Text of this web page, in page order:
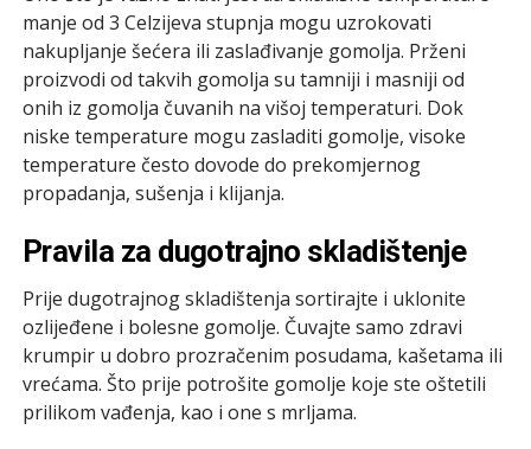
manje od 3 Celzijeva stupnja mogu uzrokovati
nakupljanje šećera ili zaslađivanje gomolja. Prženi
proizvodi od takvih gomolja su tamniji i masniji od
onih iz gomolja čuvanih na višoj temperaturi. Dok
niske temperature mogu zasladiti gomolje, visoke
temperature često dovode do prekomjernog
propadanja, sušenja i klijanja.
Pravila za dugotrajno skladištenje
Prije dugotrajnog skladištenja sortirajte i uklonite
ozlijeđene i bolesne gomolje. Čuvajte samo zdravi
krumpir u dobro prozračenim posudama, kašetama ili
vrećama. Što prije potrošite gomolje koje ste oštetili
prilikom vađenja, kao i one s mrljama.